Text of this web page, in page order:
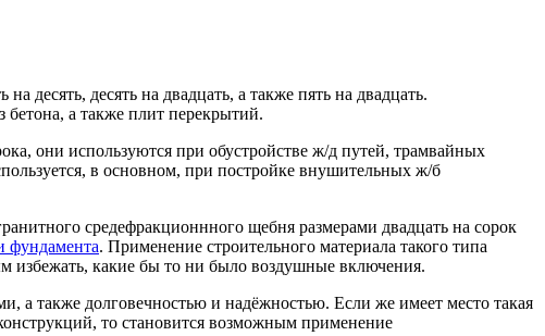
десять, десять на двадцать, а также пять на двадцать.
а также плит перекрытий.
они используются при обустройстве ж/д путей, трамвайных
в основном, при постройке внушительных ж/б
средефракционнного щебня размерами двадцать на сорок
фундамента. Применение строительного материала такого типа
избежать, какие бы то ни было воздушные включения.
а также долговечностью и надёжностью. Если же имеет место такая
то становится возможным применение